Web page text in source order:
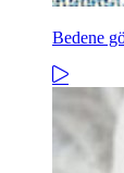
Bedene